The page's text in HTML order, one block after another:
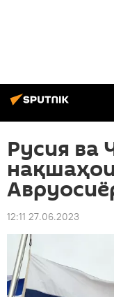
Русия ва
12:11 27.06.2023